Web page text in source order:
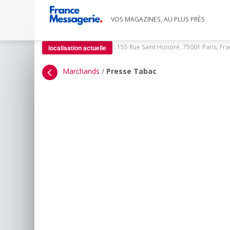
VOS MAGAZINES, AU PLUS PRÈS
localisation actuelle : 155 Rue Saint Honoré, 75001 Paris,
Marchands / Presse Tabac